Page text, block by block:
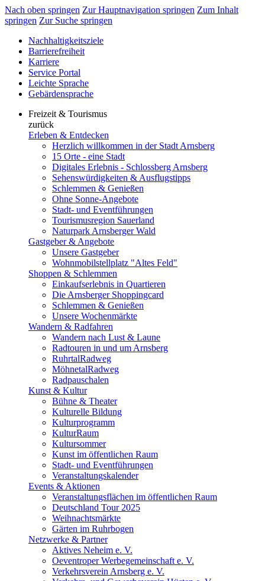
Nach oben springen Zur Hauptnavigation springen Zum Inhalt
springen Zur Suche springen
Nachhaltigkeitsziele
Barrierefreiheit
Karriere
Service Portal
Leichte Sprache
Gebärdensprache
Freizeit & Tourismus
zurück
Erleben & Entdecken
Herzlich willkommen in der Stadt Arnsberg
15 Orte - eine Stadt
Digitales Erlebnis - Schlossberg Arnsberg
Sehenswürdigkeiten & Ausflugstipps
Schlemmen & Genießen
Ohne Sonne-Angebote
Stadt- und Eventführungen
Tourismusregion Sauerland
Naturpark Arnsberger Wald
Gastgeber & Angebote
Unsere Gastgeber
Wohnmobilstellplatz "Altes Feld"
Shoppen & Schlemmen
Einkaufserlebnis in Quartieren
Die Arnsberger Shoppingcard
Schlemmen & Genießen
Unsere Wochenmärkte
Wandern & Radfahren
Wandern nach Lust & Laune
Radtouren in und um Arnsberg
RuhrtalRadweg
MöhnetalRadweg
Radpauschalen
Kunst & Kultur
Bühne & Theater
Kulturelle Bildung
Kulturprogramm
KulturRaum
Kultursommer
Kunst im öffentlichen Raum
Stadt- und Eventführungen
Veranstaltungskalender
Events & Aktionen
Veranstaltungsflächen im öffentlichen Raum
Deutschland Tour 2025
Weihnachtsmärkte
Gärten im Ruhrbogen
Netzwerke & Partner
Aktives Neheim e. V.
Oeventroper Werbegemeinschaft e. V.
Verkehrsverein Arnsberg e. V.